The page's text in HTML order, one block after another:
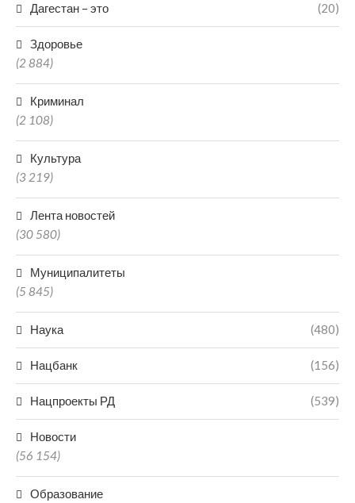
Дагестан – это (20)
Здоровье
(2 884)
Криминал
(2 108)
Культура
(3 219)
Лента новостей
(30 580)
Муниципалитеты
(5 845)
Наука (480)
Нацбанк (156)
Нацпроекты РД (539)
Новости
(56 154)
Образование